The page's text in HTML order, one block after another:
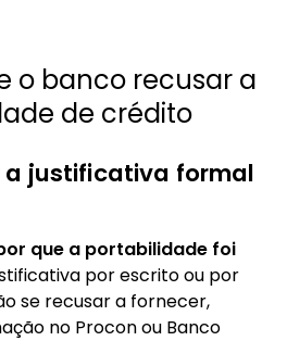
o banco recusar a
de crédito
justificativa formal
que a portabilidade foi
por escrito ou por
se recusar a fornecer,
no Procon ou Banco